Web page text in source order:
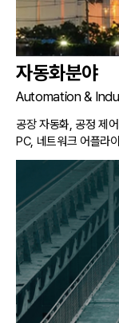
자동화분야
Automation &
공장 자동화, 공정 제
PC, 네트워크 어플라